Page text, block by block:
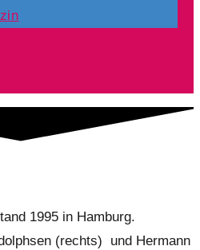
1995 in Hamburg.
(rechts) und Hermann